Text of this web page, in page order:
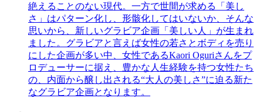
絶えることのない現代。一方で世間が求める「美し
さ」はパターン化し、形骸化してはいないか、そんな
思いから、新しいグラビア企画「美しい人」が生まれ
ました。グラビアと言えば女性の若さとボディを売り
にした企画が多い中、女性であるKaori Oguriさんをプ
ロデューサーに据え、豊かな人生経験を持つ女性たち
の、内面から醸し出される“大人の美しさ”に迫る新た
なグラビア企画となります。